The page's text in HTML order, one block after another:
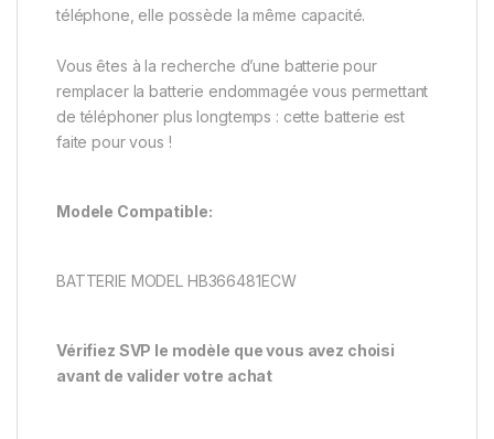
téléphone, elle possède la même capacité.
Vous êtes à la recherche d’une batterie pour
remplacer la batterie endommagée vous permettant
de téléphoner plus longtemps : cette batterie est
faite pour vous !
Modele Compatible:
BATTERIE MODEL HB366481ECW
Vérifiez SVP le modèle que vous avez choisi
avant de valider votre achat